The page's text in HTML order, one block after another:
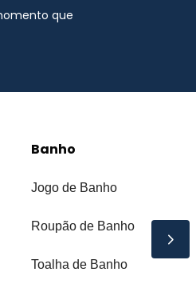
que
Banho
Jogo de Banho
Roupão de Banho
Toalha de Banho